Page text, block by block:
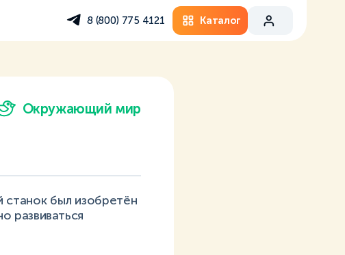
8 (800) 775 4121 Каталог
Окружающий мир
станок был изобретён
развиваться